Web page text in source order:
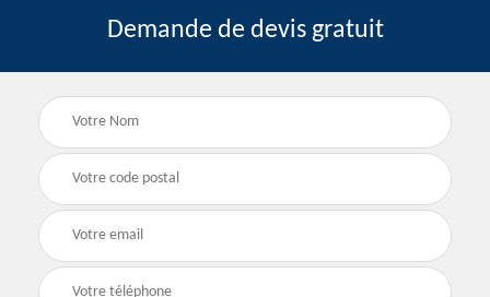
Demande de devis gratuit